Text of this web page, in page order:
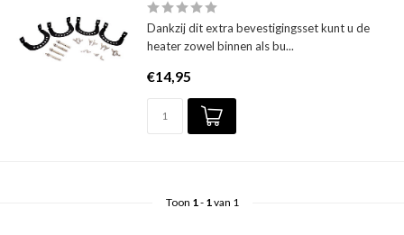
Dankzij dit extra bevestigingsset kunt u de
heater zowel binnen als bu...
€14,95
Toon 1- 1van 1